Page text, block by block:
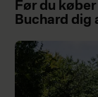
Før du
Buchard